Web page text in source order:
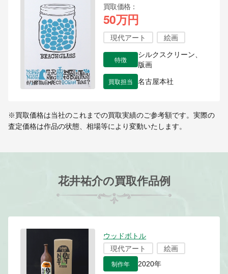
買取価格
50万円
現代アート 絵画
特徴
シルクスクリーン、
版画
買取担当 名古屋本社
※買取価格は当社のこれまでの買取実績のご参考額です。実際の
査定価格は作品の状態、相場等により変動いたします。
花井祐介の買取作品例
ウッドボトル
現代アート
絵画
制作年 2020年